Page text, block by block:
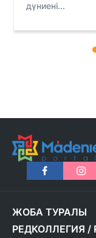
дүниені...
ЖОБА ТУРАЛЫ
РЕДКОЛЛЕГИЯ /